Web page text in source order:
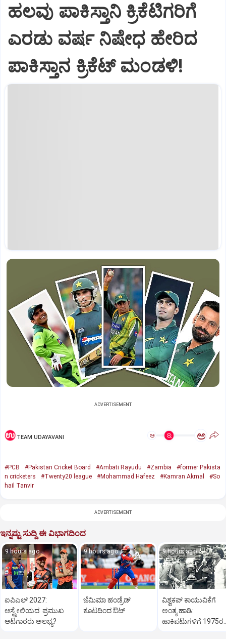
ಹಲವು ಪಾಕಿಸ್ತಾನಿ ಕ್ರಿಕೆಟಿಗರಿಗೆ
ಎರಡು ವರ್ಷ ನಿಷೇಧ ಹೇರಿದ
ಪಾಕಿಸ್ತಾನ ಕ್ರಿಕೆಟ್‌ ಮಂಡಳಿ!
ADVERTISEMENT
TEAM UDAYAVANI ಅ ಅ
#PCB #Pakistan Cricket Board #Ambati Rayudu #Zambia
#former Pakista
n cricketers
#Twenty20 league #Mohammad Hafeez #Kamran Akmal
#So
hail Tanvir
ADVERTISEMENT
ಇನ್ನಷ್ಟು ಸುದ್ದಿ ಈ ವಿಭಾಗದಿಂದ
9 hours ago
ಐಪಿಎಲ್‌ 2027:
ಆಸ್ಟ್ರೇಲಿಯದ ಪ್ರಮುಖ
ಆಟಗಾರರು ಅಲಭ್ಯ?
9 hours ago
ಜೆಮಿಮಾ ಹಂಡ್ರೆಡ್‌
ಕೂಟದಿಂದ ಔಟ್‌
9 hours ago
ವಿಶ್ವಕಪ್‌ ಕಾಯುವಿಕೆಗೆ
ಅಂತ್ಯ ಹಾಡಿ:
ಹಾಕಿಪಟುಗಳಿಗೆ 1975ರ